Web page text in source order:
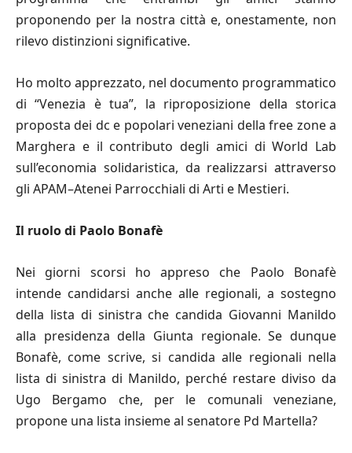
proponendo per la nostra città e, onestamente, non
rilevo distinzioni significative.
Ho molto apprezzato, nel documento programmatico
di “Venezia è tua”, la riproposizione della storica
proposta dei dc e popolari veneziani della free zone a
Marghera e il contributo degli amici di World Lab
sull’economia solidaristica, da realizzarsi attraverso
gli APAM–Atenei Parrocchiali di Arti e Mestieri.
Il ruolo di Paolo Bonafè
Nei giorni scorsi ho appreso che Paolo Bonafè
intende candidarsi anche alle regionali, a sostegno
della lista di sinistra che candida Giovanni Manildo
alla presidenza della Giunta regionale. Se dunque
Bonafè, come scrive, si candida alle regionali nella
lista di sinistra di Manildo, perché restare diviso da
Ugo Bergamo che, per le comunali veneziane,
propone una lista insieme al senatore Pd Martella?